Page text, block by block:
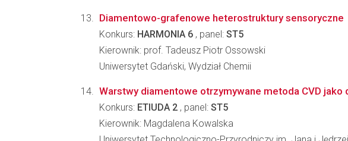
Diamentowo-grafenowe heterostruktury sensoryczne
Konkurs: HARMONIA 6 , panel: ST5
Kierownik: prof. Tadeusz Piotr Ossowski
Uniwersytet Gdański, Wydział Chemii
Warstwy diamentowe otrzymywane metoda CVD
Konkurs: ETIUDA 2 , panel: ST5
Kierownik: Magdalena Kowalska